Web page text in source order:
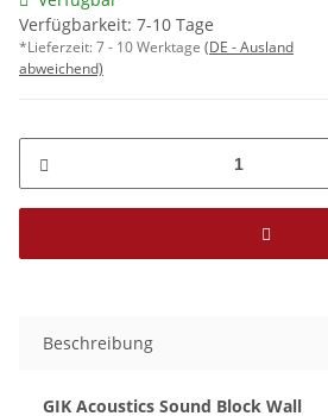
Verfügbarkeit: 7-10 Tage
*Lieferzeit:7 - 10 Werktage (DE - Ausland
abweichend)
Beschreibung
GIK Acoustics Sound Block Wall